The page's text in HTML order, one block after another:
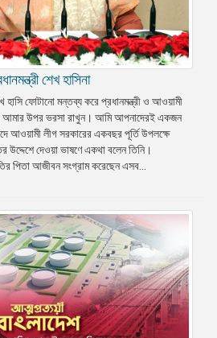
শেখ হাসিনা
হাসি ফোটানো মন্তব্য করে প্রধানমন্ত্রী ও আওয়ামী
আমার উপর ভরসা রাখুন। আমি আপনাদেরই একজন
আওয়ামী লীগ সরকারের একবছর পূর্তি উপলক্ষে
উদ্দেশে দেওয়া ভাষণে একথা বলেন তিনি।
পিতা আজীবন সংগ্রাম করেছেন এসব...